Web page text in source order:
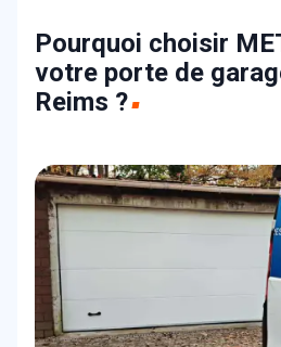
Pourquoi choisir
votre porte de
Reims ?